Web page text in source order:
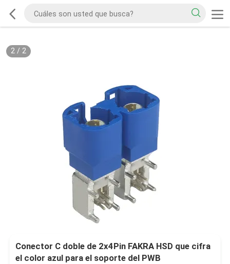
2/ 2
Conector C doble de 2x4Pin FAKRA HSD que cifra
el color azul para el soporte del PWB